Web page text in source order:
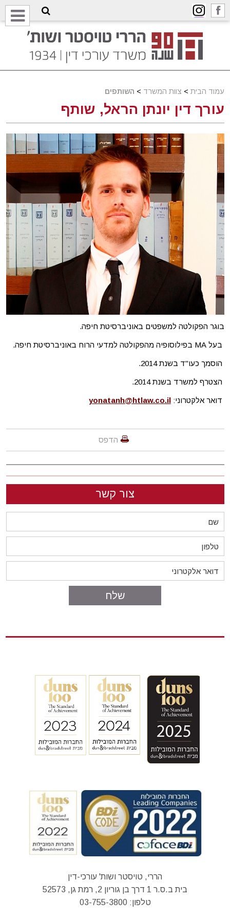
עמוד הבית > צוות המשרד > השותפים
עורך דין יונתן הראל, שותף
בוגר הפקולטה למשפטים באוניברסיטת חיפה.
בעל MA בפילוסופיה מהפקולטה למדעי הרוח באוניברסיטת חיפה.
הוסמך כעו"ד בשנת 2014.
הצטרף למשרד בשנת 2014.
דואר אלקטרוני:yonatanh@htlaw.co.il
הדפס
צור קשר
הררי, טויסטר ושות' עורכי-דין
בית ב.ס.ר 1 דרך בן גוריון 2, רמת גן, 52573
טלפון: 03-755-3800